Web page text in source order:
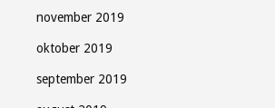
november 2019
oktober 2019
september 2019